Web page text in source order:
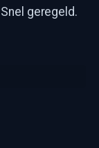
geregeld.